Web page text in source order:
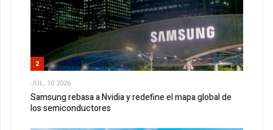
2
JUL, 10 2026
Samsung rebasa a Nvidia y redefine el mapa global de
los semiconductores